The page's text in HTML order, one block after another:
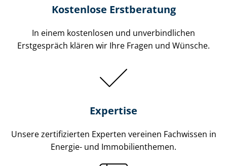
Kostenlose Erstberatung
In einem kostenlosen und unverbindlichen
Erstgespräch klären wir Ihre Fragen und Wünsche.
Expertise
Unsere zertifizierten Experten vereinen Fachwissen in
Energie- und Im­mo­bi­li­en­the­men.